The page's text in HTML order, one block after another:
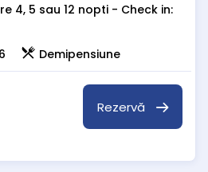
4, 5 sau 12 nopti - Check in:
Demipensiune
Rezervă